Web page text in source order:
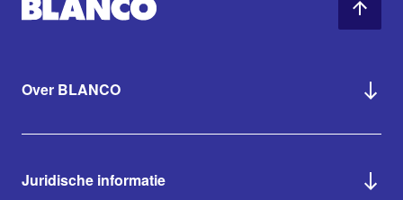
Over BLANCO
Juridische informatie